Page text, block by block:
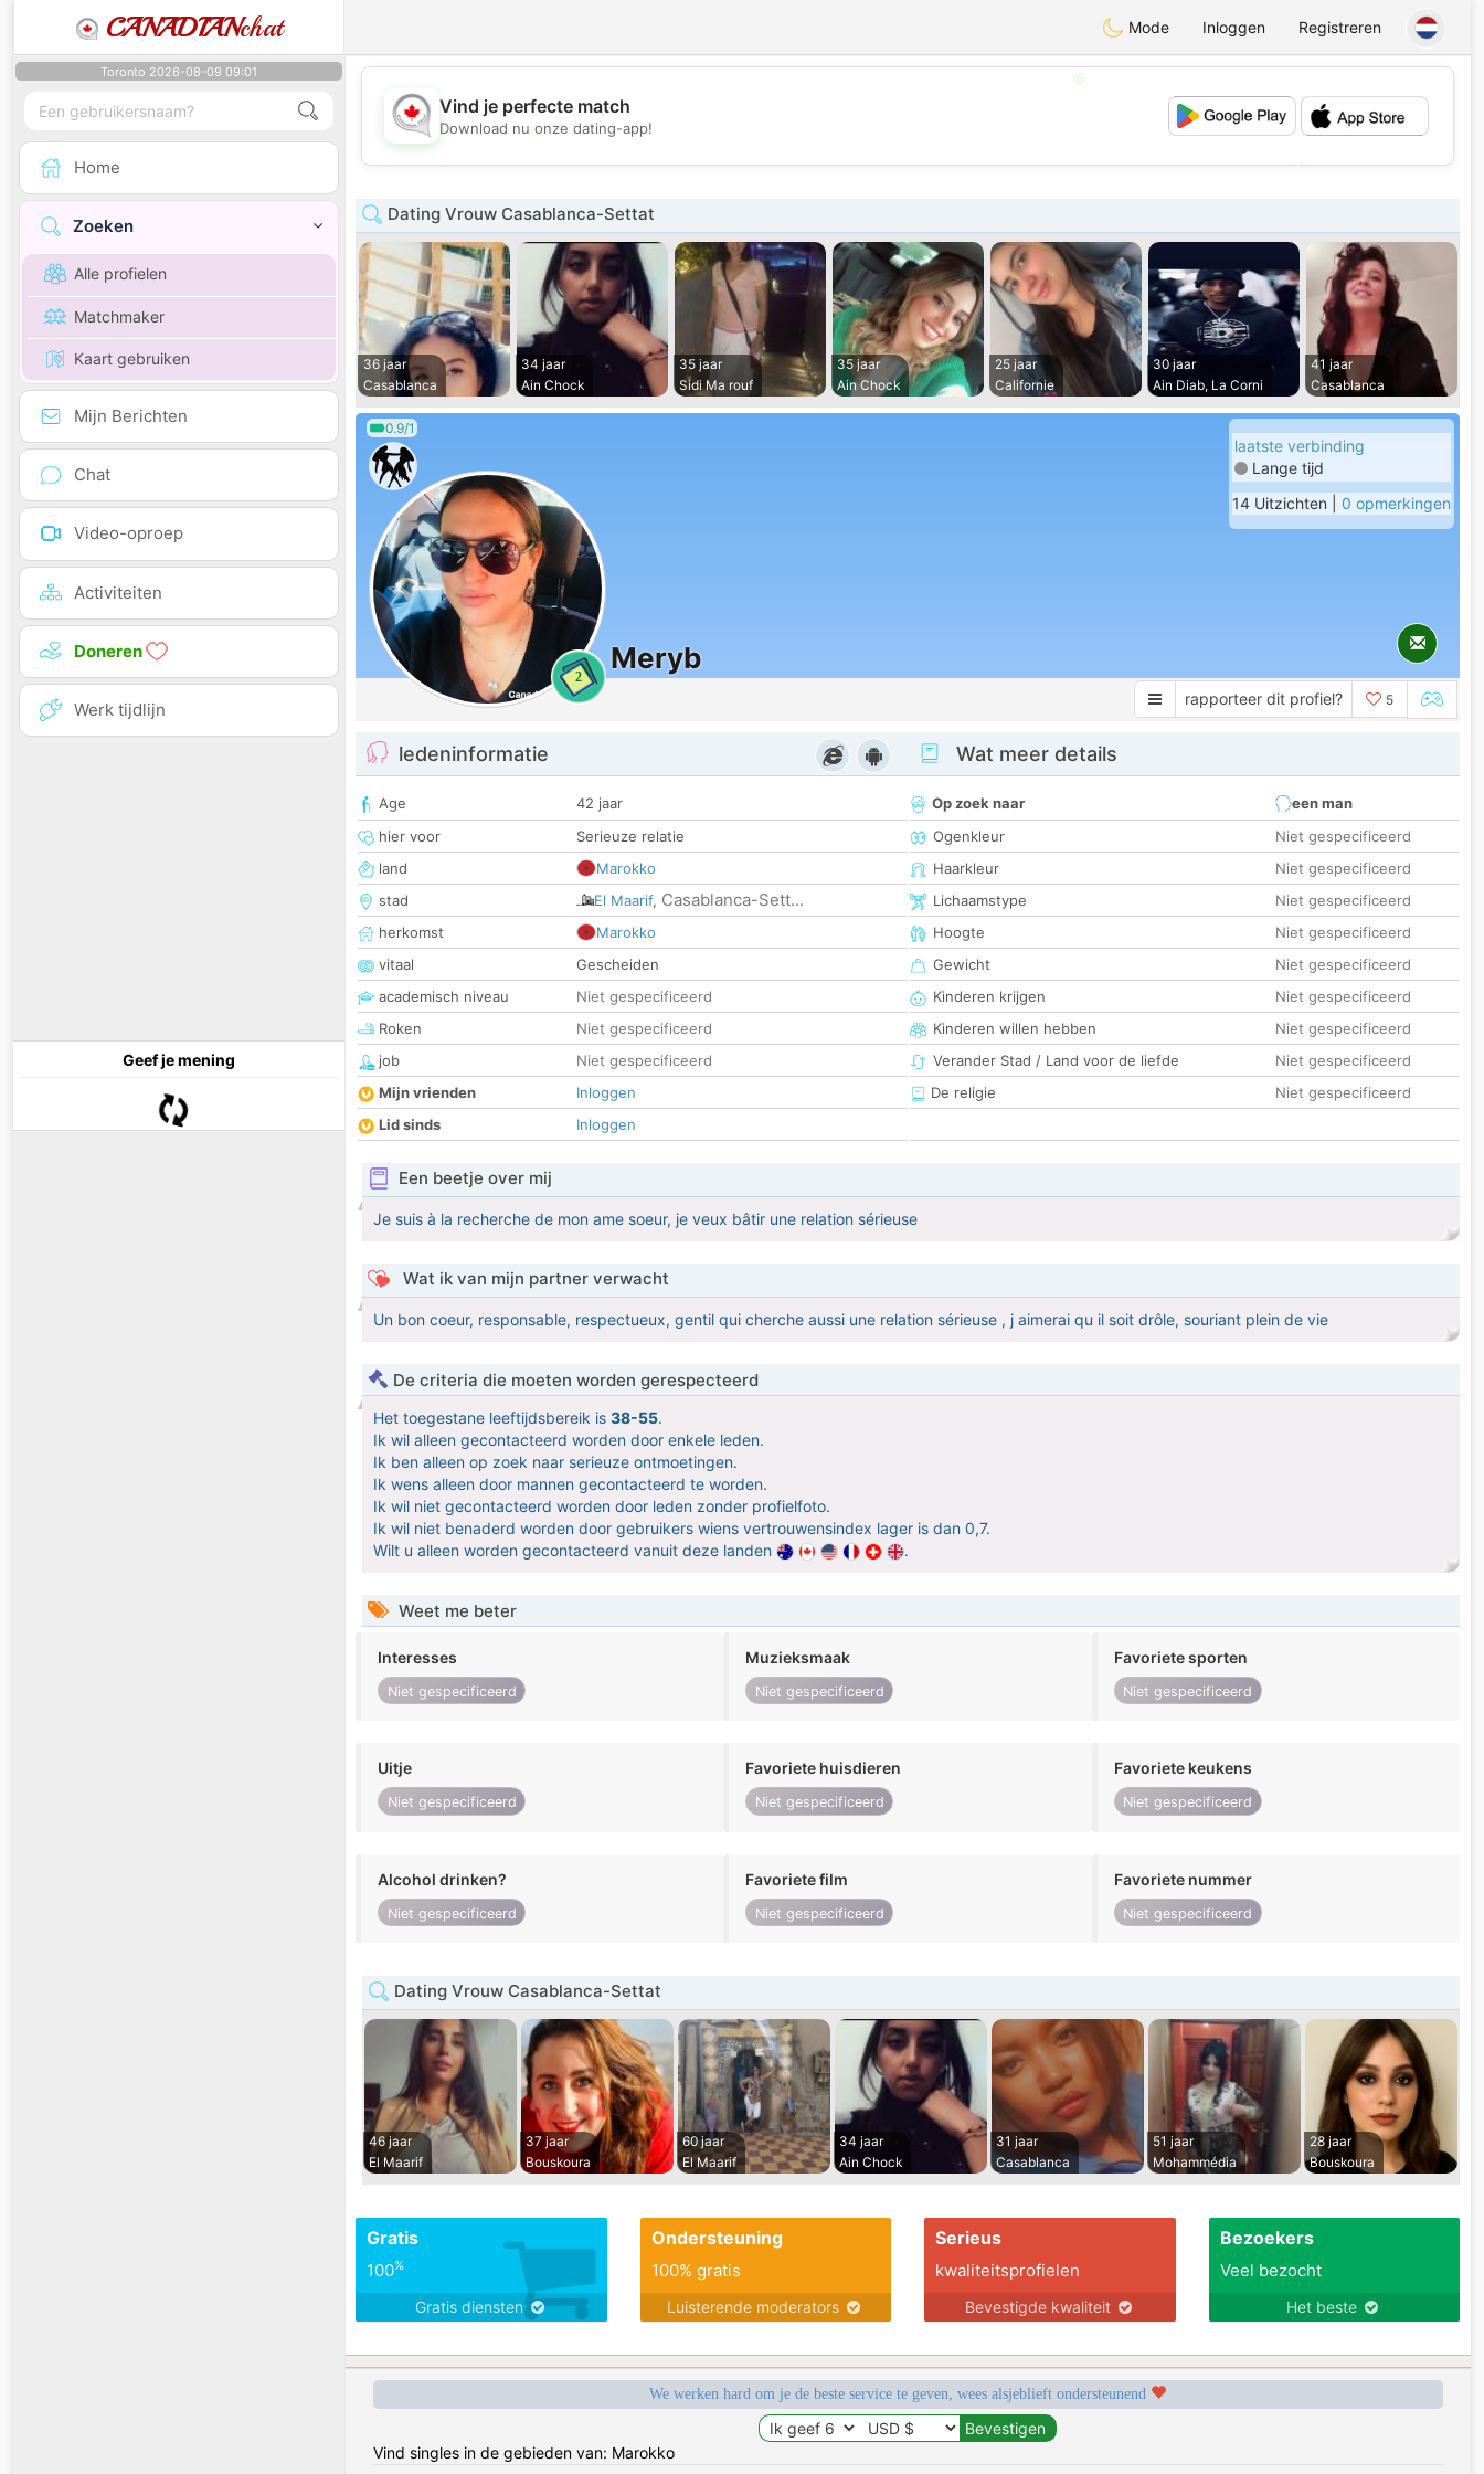
CANADIANchat Mode Inloggen Registreren
Toronto 2026-08-09 09:01
Home
Zoeken
Alle profielen
Matchmaker
Kaart gebruiken
Mijn Berichten
Chat
Video-oproep
Activiteiten
Doneren
Werk tijdlijn
Geef je mening
💕
Vind je perfecte match
Download nu onze dating-app!
Dating Vrouw Casablanca-Settat
36 jaar
Casablanca
34 jaar
Ain Chock
35 jaar
Sidi Ma rouf
35 jaar
Ain Chock
25 jaar
Californie
30 jaar
Ain Diab, La Corni
41 jaar
Casablanca
0.9/1
2
Meryb
laatste verbinding
Lange tijd
14 Uitzichten | 0 opmerkingen
rapporteer dit profiel? 5
ledeninformatie
Age
42 jaar
hier voor
Serieuze relatie
land
Marokko
stad
El Maarif, Casablanca-Sett...
herkomst
Marokko
vitaal
Gescheiden
academisch niveau
Niet gespecificeerd
Roken
Niet gespecificeerd
job
Niet gespecificeerd
Mijn vrienden
Inloggen
Lid sinds
Inloggen
Wat meer details
Op zoek naar
een man
Ogenkleur
Niet gespecificeerd
Haarkleur
Niet gespecificeerd
Lichaamstype
Niet gespecificeerd
Hoogte
Niet gespecificeerd
Gewicht
Niet gespecificeerd
Kinderen krijgen
Niet gespecificeerd
Kinderen willen hebben
Niet gespecificeerd
Verander Stad / Land voor de liefde
Niet gespecificeerd
De religie
Niet gespecificeerd
Een beetje over mij
Je suis à la recherche de mon ame soeur, je veux bâtir une relation sérieuse
Wat ik van mijn partner verwacht
Un bon coeur, responsable, respectueux, gentil qui cherche aussi une relation sérieuse , j aimerai qu il soit drôle, souriant plein de vie
De criteria die moeten worden gerespecteerd
Het toegestane leeftijdsbereik is 38-55.
Ik wil alleen gecontacteerd worden door enkele leden.
Ik ben alleen op zoek naar serieuze ontmoetingen.
Ik wens alleen door mannen gecontacteerd te worden.
Ik wil niet gecontacteerd worden door leden zonder profielfoto.
Ik wil niet benaderd worden door gebruikers wiens vertrouwensindex lager is dan 0,7.
Wilt u alleen worden gecontacteerd vanuit deze landen
.
Weet me beter
Interesses
Niet gespecificeerd
Muzieksmaak
Niet gespecificeerd
Favoriete sporten
Niet gespecificeerd
Uitje
Niet gespecificeerd
Favoriete huisdieren
Niet gespecificeerd
Favoriete keukens
Niet gespecificeerd
Alcohol drinken?
Niet gespecificeerd
Favoriete film
Niet gespecificeerd
Favoriete nummer
Niet gespecificeerd
Dating Vrouw Casablanca-Settat
46 jaar
El Maarif
37 jaar
Bouskoura
60 jaar
El Maarif
34 jaar
Ain Chock
31 jaar
Casablanca
51 jaar
Mohammédia
28 jaar
Bouskoura
Gratis
100%
Gratis diensten
Ondersteuning
100% gratis
Luisterende moderators
Serieus
kwaliteitsprofielen
Bevestigde kwaliteit
Bezoekers
Veel bezocht
Het beste
We werken hard om je de beste service te geven, wees alsjeblieft ondersteunend
Vind singles in de gebieden van: Marokko